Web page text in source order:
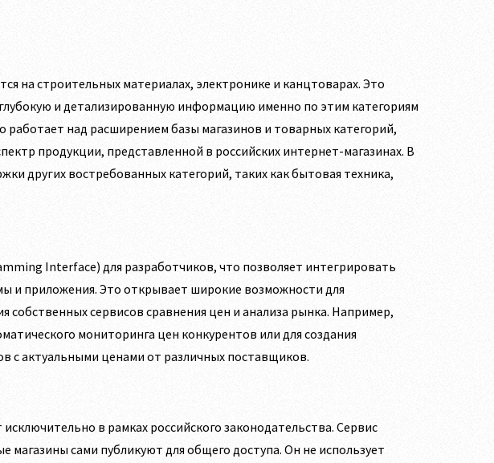
на строительных материалах, электронике и канцтоварах. Это
и детализированную информацию именно по этим категориям
работает над расширением базы магазинов и товарных категорий,
продукции, представленной в российских интернет-магазинах. В
других востребованных категорий, таких как бытовая техника,
Interface) для разработчиков, что позволяет интегрировать
и приложения. Это открывает широкие возможности для
собственных сервисов сравнения цен и анализа рынка. Например,
мониторинга цен конкурентов или для создания
с актуальными ценами от различных поставщиков.
в рамках российского законодательства. Сервис
сами публикуют для общего доступа. Он не использует